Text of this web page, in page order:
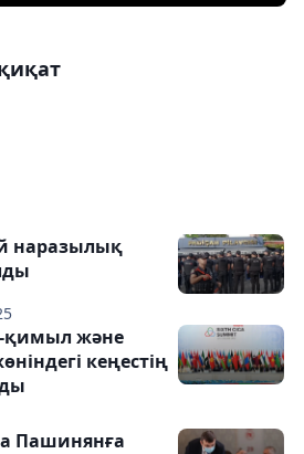
наразылық
қимыл және
кеңестің
Пашинянға